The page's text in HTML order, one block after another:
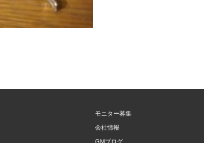
モニター募集
会社情報
GMブログ